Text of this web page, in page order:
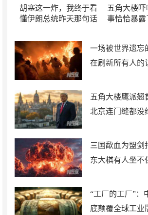
胡塞这一炸，我终于看
懂伊朗总统昨天那句话
五角大楼
事恰恰暴
一场被世界遗忘
在刷新所有人的
五角大楼鹰派翘
北京连门缝都没
三国歃血为盟剑
东大棋有人坐不
“工厂的工厂”：
底颠覆全球工业